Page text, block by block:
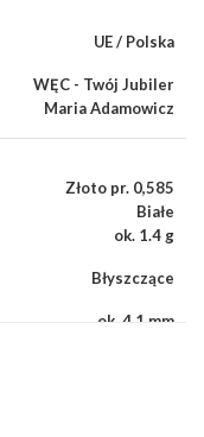
UE / Polska
WĘC - Twój Jubiler
Maria Adamowicz
Złoto pr. 0,585
Białe
ok. 1.4 g
Błyszczące
ok. 4,1 mm